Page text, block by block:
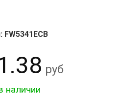
FW5341ECB
руб
наличии